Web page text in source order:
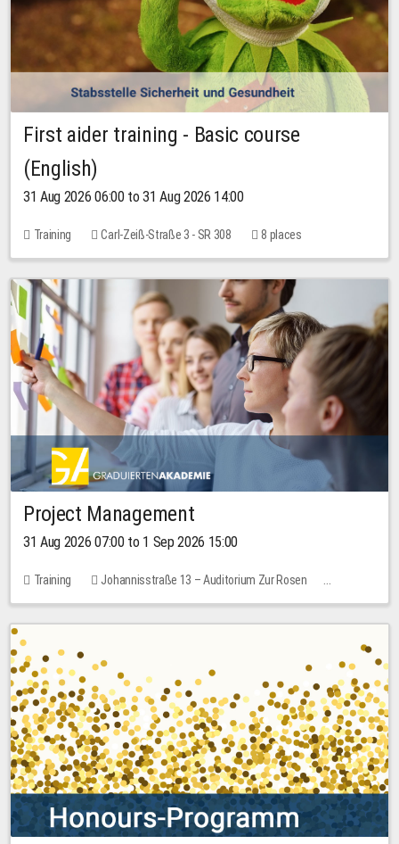
First aider training - Basic course
(English)
31 Aug 2026 06:00 to 31 Aug 2026 14:00
Training Carl-Zeiß-Straße 3 - SR 308 8 places
Project Management
31 Aug 2026 07:00 to 1 Sep 2026 15:00
Training
Johannisstraße 13 – Auditorium Zur Rosen
No free places
30.00 EUR